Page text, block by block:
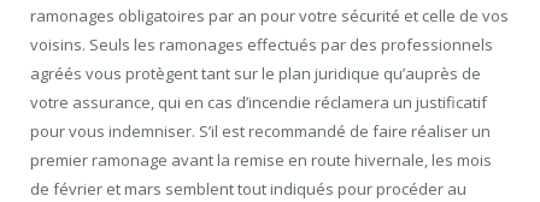
ramonages obligatoires par an pour votre sécurité et celle de vos
voisins. Seuls les ramonages effectués par des professionnels
agréés vous protègent tant sur le plan juridique qu’auprès de
votre assurance, qui en cas d’incendie réclamera un justificatif
pour vous indemniser. S’il est recommandé de faire réaliser un
premier ramonage avant la remise en route hivernale, les mois
de février et mars semblent tout indiqués pour procéder au